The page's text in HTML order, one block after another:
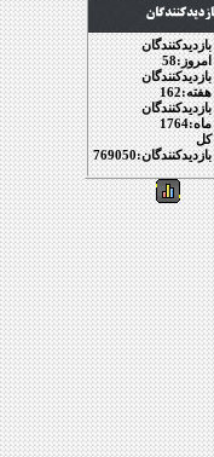
بازديدکنندگان
امروز:58
بازديدکنندگان
هفته:162
بازديدکنندگان
ماه:1764
کل
بازديدکنندگان:769050